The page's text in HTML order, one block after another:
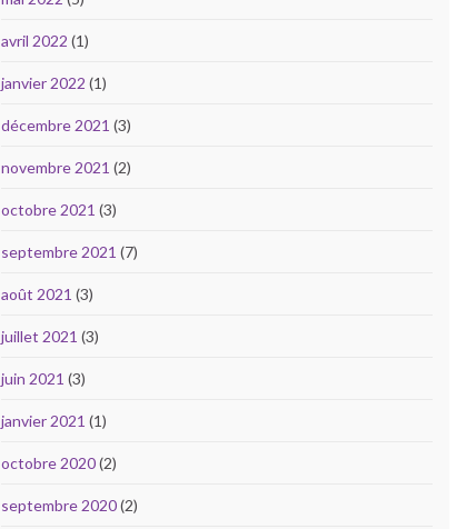
avril 2022 (1)
janvier 2022 (1)
décembre 2021 (3)
novembre 2021 (2)
octobre 2021 (3)
septembre 2021 (7)
août 2021 (3)
juillet 2021 (3)
juin 2021 (3)
janvier 2021 (1)
octobre 2020(2)
septembre 2020(2)